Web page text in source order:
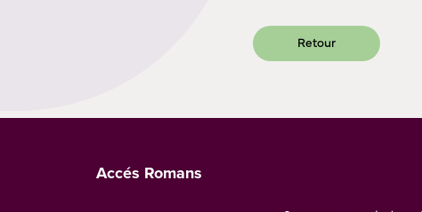
Retour
Accés Romans